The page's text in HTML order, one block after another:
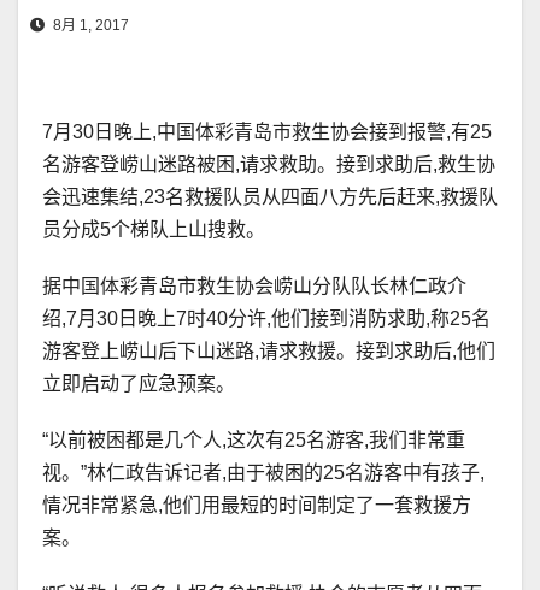
8月 1, 2017
7月30日晚上,中国体彩青岛市救生协会接到报警,有25
名游客登崂山迷路被困,请求救助。接到求助后,救生协
会迅速集结,23名救援队员从四面八方先后赶来,救援队
员分成5个梯队上山搜救。
据中国体彩青岛市救生协会崂山分队队长林仁政介
绍,7月30日晚上7时40分许,他们接到消防求助,称25名
游客登上崂山后下山迷路,请求救援。接到求助后,他们
立即启动了应急预案。
“以前被困都是几个人,这次有25名游客,我们非常重
视。”林仁政告诉记者,由于被困的25名游客中有孩子,
情况非常紧急,他们用最短的时间制定了一套救援方
案。